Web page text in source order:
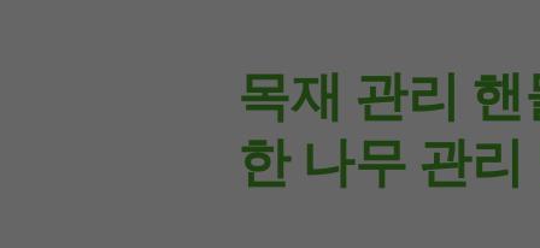
목재 관리
한 나무 관